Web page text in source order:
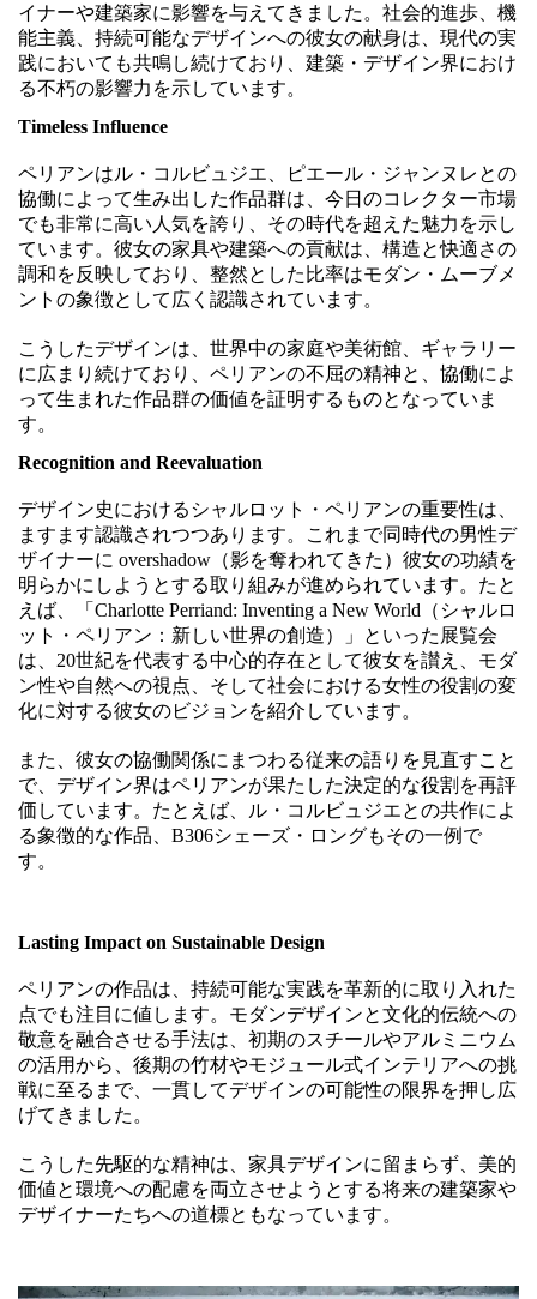
イナーや建築家に影響を与えてきました。社会的進歩、機
能主義、持続可能なデザインへの彼女の献身は、現代の実
践においても共鳴し続けており、建築・デザイン界におけ
る不朽の影響力を示しています。
Timeless Influence
ペリアンはル・コルビュジエ、ピエール・ジャンヌレとの
協働によって生み出した作品群は、今日のコレクター市場
でも非常に高い人気を誇り、その時代を超えた魅力を示し
ています。彼女の家具や建築への貢献は、構造と快適さの
調和を反映しており、整然とした比率はモダン・ムーブメ
ントの象徴として広く認識されています。
こうしたデザインは、世界中の家庭や美術館、ギャラリー
に広まり続けており、ペリアンの不屈の精神と、協働によ
って生まれた作品群の価値を証明するものとなっていま
す。
Recognition and Reevaluation
デザイン史におけるシャルロット・ペリアンの重要性は、
ますます認識されつつあります。これまで同時代の男性デ
ザイナーに overshadow（影を奪われてきた）彼女の功績を
明らかにしようとする取り組みが進められています。たと
えば、「Charlotte Perriand: Inventing a New World（シャルロ
ット・ペリアン：新しい世界の創造）」といった展覧会
は、20世紀を代表する中心的存在として彼女を讃え、モダ
ン性や自然への視点、そして社会における女性の役割の変
化に対する彼女のビジョンを紹介しています。
また、彼女の協働関係にまつわる従来の語りを見直すこと
で、デザイン界はペリアンが果たした決定的な役割を再評
価しています。たとえば、ル・コルビュジエとの共作によ
る象徴的な作品、B306シェーズ・ロングもその一例で
す。
Lasting Impact on Sustainable Design
ペリアンの作品は、持続可能な実践を革新的に取り入れた
点でも注目に値します。モダンデザインと文化的伝統への
敬意を融合させる手法は、初期のスチールやアルミニウム
の活用から、後期の竹材やモジュール式インテリアへの挑
戦に至るまで、一貫してデザインの可能性の限界を押し広
げてきました。
こうした先駆的な精神は、家具デザインに留まらず、美的
価値と環境への配慮を両立させようとする将来の建築家や
デザイナーたちへの道標ともなっています。